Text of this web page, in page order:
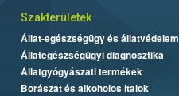
Szakterületek
Állat-egészségügy és állatvédelem
Állategészségügyi diagnosztika
Állatgyógyászati termékek
Borászat és alkoholos italok